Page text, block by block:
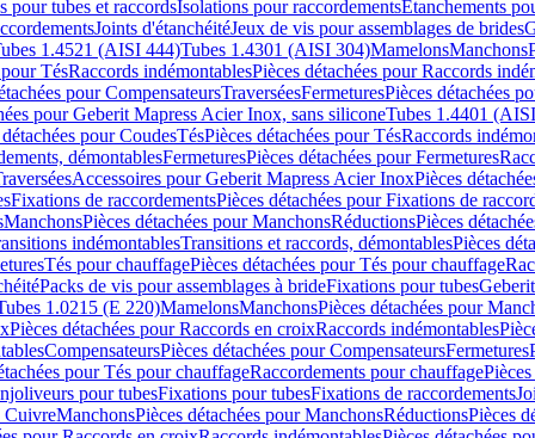
pour tubes et raccordsIsolations pour raccordementsEtanchements
Joints d'étanchéitéJeux de vis pour assemblages de brides
1.4521 (AISI 444)Tubes 1.4301 (AISI 304)MamelonsManchons
TésRaccords indémontablesPièces détachées pour Raccords
pour CompensateursTraverséesFermeturesPièces détachées
pour Geberit Mapress Acier Inox, sans siliconeTubes 1.4401
pour CoudesTésPièces détachées pour TésRaccords
démontablesFermeturesPièces détachées pour Fermetures
Accessoires pour Geberit Mapress Acier InoxPièces
Fixations de raccordementsPièces détachées pour Fixations de
ManchonsPièces détachées pour ManchonsRéductionsPièces
indémontablesTransitions et raccords, démontablesPièces
Tés pour chauffagePièces détachées pour Tés pour chauffage
Packs de vis pour assemblages à brideFixations pour tubes
1.0215 (E 220)MamelonsManchonsPièces détachées pour
Pièces détachées pour Raccords en croixRaccords indémontables
CompensateursPièces détachées pour CompensateursFermetures
pour Tés pour chauffageRaccordements pour chauffage
pour tubesFixations pour tubesFixations de raccordements
CuivreManchonsPièces détachées pour ManchonsRéductionsPièces